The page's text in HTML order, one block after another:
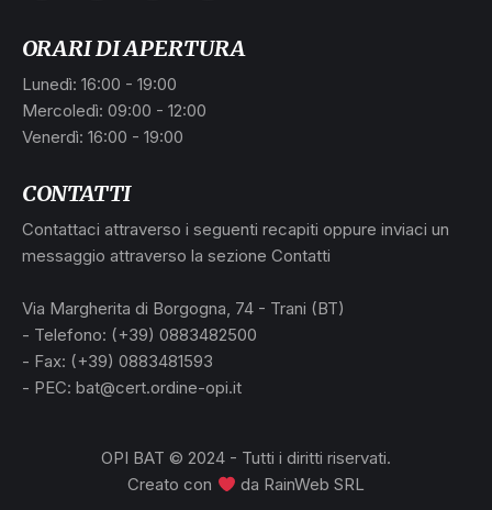
CONTATTI
Contattaci attraverso i seguenti recapiti oppure inviaci un
messaggio attraverso la sezione Contatti
Via Margherita di Borgogna, 74 - Trani (BT)
- Telefono: (+39) 0883482500
- Fax: (+39) 0883481593
- PEC: bat@cert.ordine-opi.it
ORARI DI APERTURA
Lunedì: 16:00 - 19:00
Mercoledì: 09:00 - 12:00
Venerdì: 16:00 - 19:00
OPI BAT © 2024 - Tutti i diritti riservati.
Creato con
da RainWeb SRL